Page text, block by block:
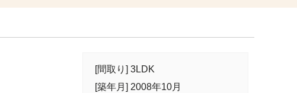
[間取り] 3LDK
[築年月] 2008年10月